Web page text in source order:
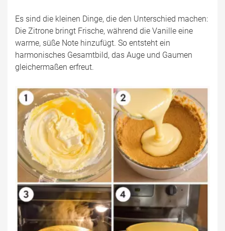
Es sind die kleinen Dinge, die den Unterschied machen:
Die Zitrone bringt Frische, während die Vanille eine
warme, süße Note hinzufügt. So entsteht ein
harmonisches Gesamtbild, das Auge und Gaumen
gleichermaßen erfreut.